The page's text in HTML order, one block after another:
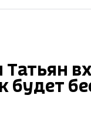
Татьян
будет